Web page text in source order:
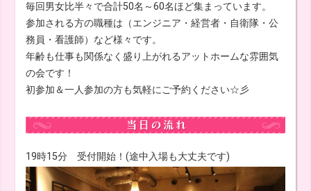
毎回男女比半々で合計50名～60名ほど集まっています。
参加される方の職種は（エンジニア・経営者・自衛隊・公
務員・看護師）など様々です。
年齢も仕事も関係なく盛り上がれるアットホームな雰囲気
の会です！
初参加＆一人参加の方も気軽にご予約ください☆彡
19時15分 受付開始！(途中入場も大丈夫です)